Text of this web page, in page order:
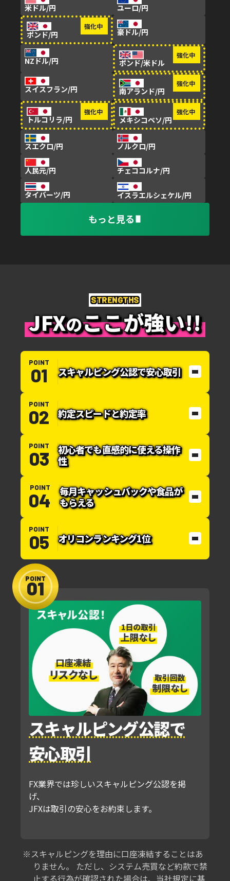
米ドル/円 ユーロ/円
ポンド/円 豪ドル/円
NZドル/円 ポンド/米ドル
スイスフラン/円 南アランド/円
トルコリラ/円 メキシコペソ/円
スエクロ/円 ノルクロ/円
人民元/円 チェココルナ/円
タイバーツ/円 イスラエルシェケル/円
もっと見る
STRENGTHS
JFXのここが強い!!
POINT
スキャルピング公認で安心取引
POINT
約定スピードと約定率
POINT
初心者でも直感的に使える操作
性
POINT 毎月キャッシュバックや食品が
もらえる
POINT
オリコンランキング1位
POINT
スキャルピング公認で
安心取引
FX業界では珍しいスキャルピング公認を掲
げ、
JFXは取引の安心をお約束します。
スキャルピングを理由に口座凍結することはあ
りません。 ただし、システム売買など約款で禁
止する行為が確認された場合は、当社規定に基